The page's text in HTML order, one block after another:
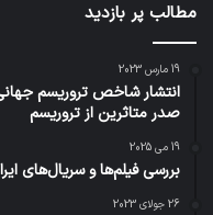
مطالب پر بازدید
19 مارس 2023
صدر متاثرین از تروریسم
19 می 2025
بررسی فیلم‌ها و سریال‌های
26 جولای 2023